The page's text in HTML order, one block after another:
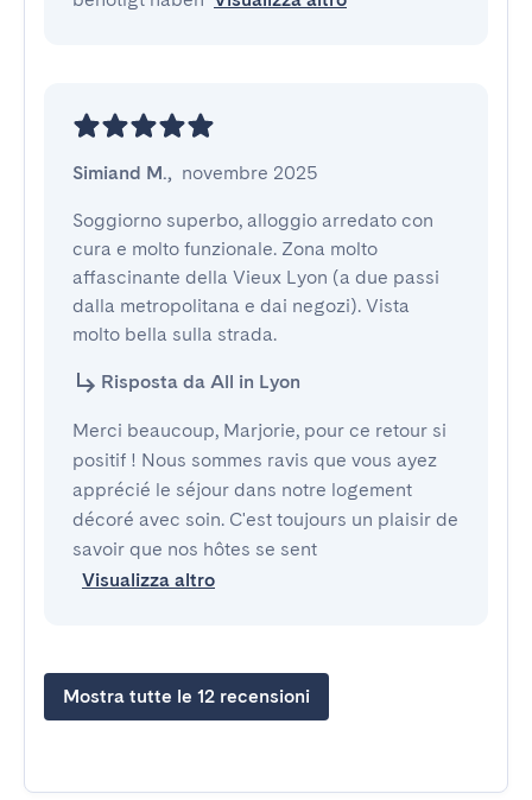
Simiand M., novembre 2025
Soggiorno superbo, alloggio arredato con
cura e molto funzionale. Zona molto
affascinante della Vieux Lyon (a due passi
dalla metropolitana e dai negozi). Vista
molto bella sulla strada.
Risposta da All in Lyon
Merci beaucoup, Marjorie, pour ce retour si
positif ! Nous sommes ravis que vous ayez
apprécié le séjour dans notre logement
décoré avec soin. C'est toujours un plaisir de
savoir que nos hôtes se sent
Visualizza altro
Mostra tutte le 12 recensioni